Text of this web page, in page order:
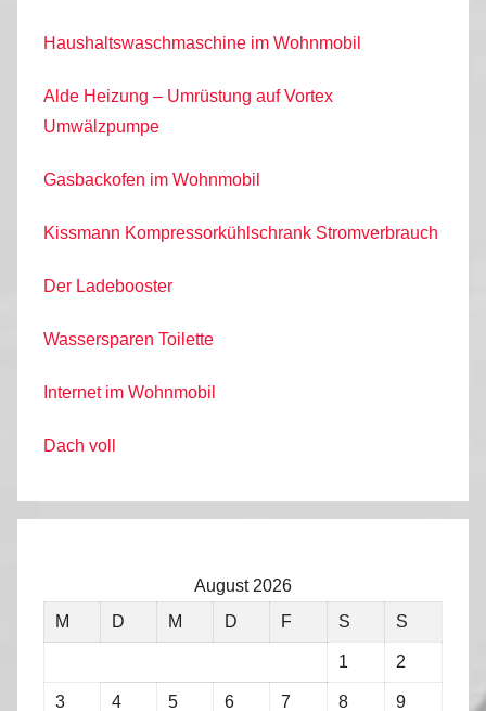
Haushaltswaschmaschine im Wohnmobil
Alde Heizung – Umrüstung auf Vortex
Umwälzpumpe
Gasbackofen im Wohnmobil
Kissmann Kompressorkühlschrank Stromverbrauch
Der Ladebooster
Wassersparen Toilette
Internet im Wohnmobil
Dach voll
August 2026
M
D M D F S S
1 2
3 4 5 6 7 8 9